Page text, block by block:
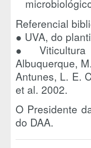
Referencial
● UVA, do
● Viticultura
Albuquerque,
Antunes, L. E.
et al. 2002.
O Presidente
do DAA.